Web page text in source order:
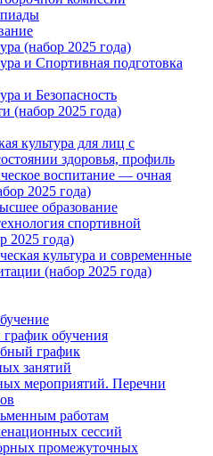
(набор 2025 года)
и Спортивная подготовка
и Безопасность
(набор 2025 года)
культура для лиц с
здоровья, профиль
воспитание — очная
2025 года)
образование
спортивной
2025 года)
культура и современные
(набор 2025 года)
обучения
график
занятий
мероприятий. Перечни
работам
сессий
промежуточных